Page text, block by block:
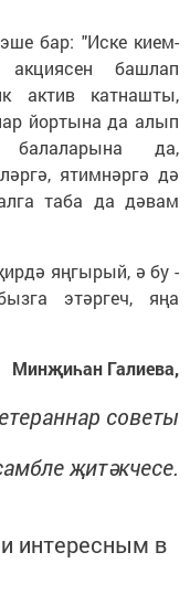
бар: "Иске кием-
башлап
актив катнашты,
йортына да алып
да,
ятимнәргә дә
таба да дәвам
яңгырый, ә бу -
этәргеч, яңа
Минҗиһан Галиева,
советы
җитәкчесе.
интересным в